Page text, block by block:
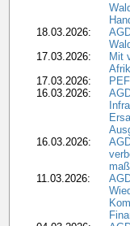
18.03.2026:
17.03.2026:
Mit
17.03.2026:
16.03.2026:
16.03.2026:
11.03.2026: